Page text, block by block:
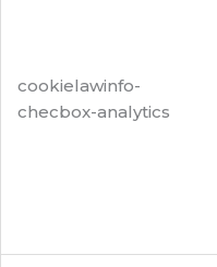
cookielawinfo-
checbox-analytics